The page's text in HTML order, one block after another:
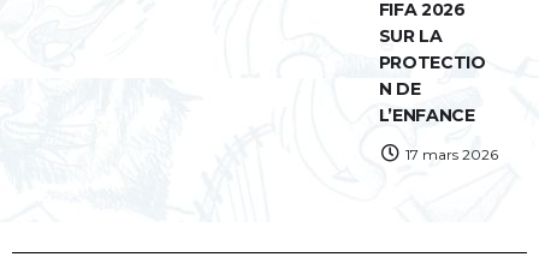
FIFA 2026
SUR LA
PROTECTIO
N DE
L’ENFANCE
17 mars 2026